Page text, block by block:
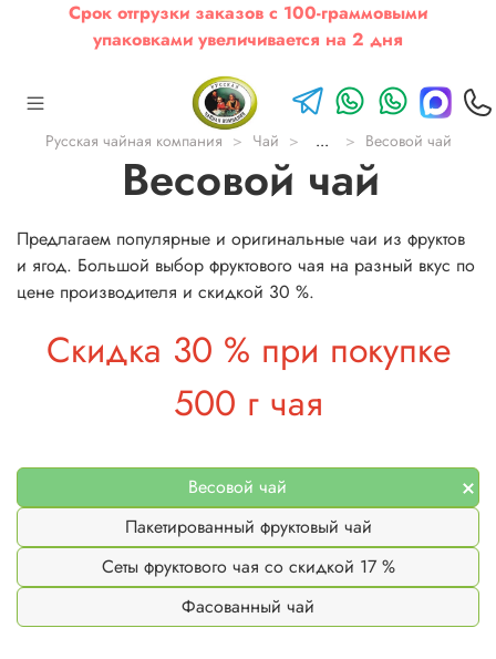
Срок отгрузки заказов с 100-граммовыми
упаковками увеличивается на 2 дня
Русская чайная компания Чай ... Весовой чай
Весовой чай
Предлагаем популярные и оригинальные чаи из фруктов
и ягод. Большой выбор фруктового чая на разный вкус по
цене производителя и скидкой 30 %.
Скидка 30 % при покупке
500 г чая
Весовой чай
Пакетированный фруктовый чай
Сеты фруктового чая со скидкой 17 %
Фасованный чай